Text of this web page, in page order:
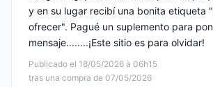
Publicado el 18/05/2026 à 06h15
tras una compra de 07/05/2026
y en su lugar recibí una bonita etiqueta
ofrecer". Pagué un suplemento para
mensaje........¡Este sitio es para olvidar!